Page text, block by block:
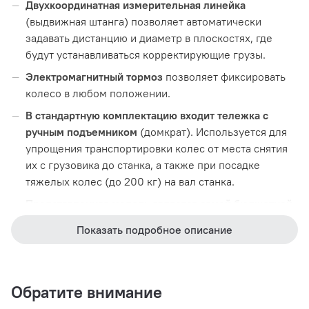
Двухкоординатная измерительная линейка
(выдвижная штанга) позволяет автоматически
задавать дистанцию и диаметр в плоскостях, где
будут устанавливаться корректирующие грузы.
Электромагнитный тормоз позволяет фиксировать
колесо в любом положении.
В стандартную комплектацию входит тележка с
ручным подъемником (домкрат). Используется для
упрощения транспортировки колес от места снятия
их с грузовика до станка, а также при посадке
тяжелых колес (до 200 кг) на вал станка.
Отличается сочетанием лицевой панели со
Показать подробное описание
Обратите внимание